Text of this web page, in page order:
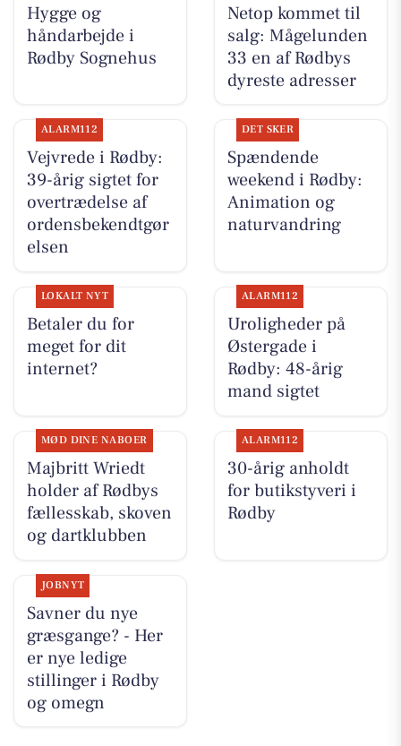
Hygge og
håndarbejde i
Rødby Sognehus
Netop kommet til
salg: Mågelunden
33 en af Rødbys
dyreste adresser
ALARM112
Vejvrede i Rødby:
39-årig sigtet for
overtrædelse af
ordensbekendtgør
elsen
DET SKER
Spændende
weekend i Rødby:
Animation og
naturvandring
LOKALT NYT
Betaler du for
meget for dit
internet?
ALARM112
Uroligheder på
Østergade i
Rødby: 48-årig
mand sigtet
MØD DINE NABOER
Majbritt Wriedt
holder af Rødbys
fællesskab, skoven
og dartklubben
ALARM112
30-årig anholdt
for butikstyveri i
Rødby
JOBNYT
Savner du nye
græsgange? - Her
er nye ledige
stillinger i Rødby
og omegn